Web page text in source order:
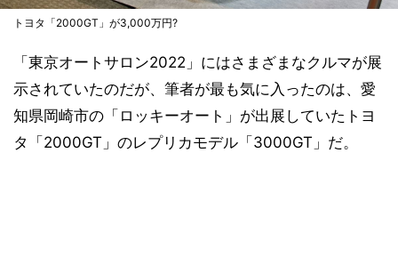
トヨタ「2000GT」が3,000万円?
「東京オートサロン2022」にはさまざまなクルマが展
示されていたのだが、筆者が最も気に入ったのは、愛
知県岡崎市の「ロッキーオート」が出展していたトヨ
タ「2000GT」のレプリカモデル「3000GT」だ。